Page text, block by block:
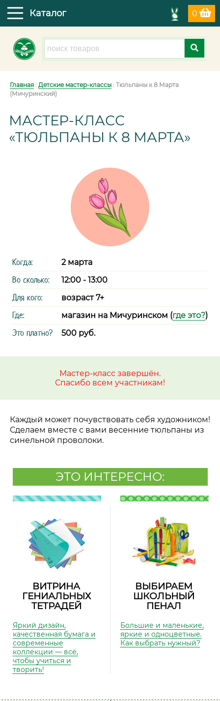
0
Каталог
Главная : Детские мастер-классы : Тюльпаны к 8 Марта
(Мичуринский)
МАСТЕР-КЛАСС
«ТЮЛЬПАНЫ К 8 МАРТА»
Когда: 2 марта
Во сколько: 12:00 - 13:00
Для кого: возраст 7+
Где: магазин на Мичуринском (где это?)
Это платно? 500 руб.
Мастер-класс завершён.
Спасибо всем участникам!
Каждый может почувствовать себя художником!
Сделаем вместе с вами весенние тюльпаны из
синельной проволоки.
ЭТО ИНТЕРЕСНО:
ВИТРИНА
ГЕНИАЛЬНЫХ
ТЕТРАДЕЙ
Яркий дизайн,
качественная бумага и
современные
коллекции — всё,
чтобы учиться и
творить!
ВЫБИРАЕМ
ШКОЛЬНЫЙ
ПЕНАЛ
Большие и маленькие,
яркие и одноцветные.
Как выбрать нужный?